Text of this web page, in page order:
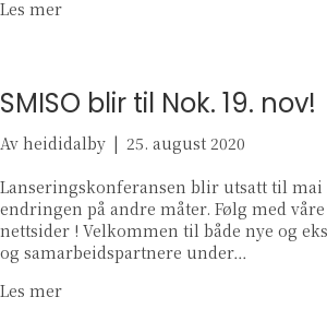
Les merabout GODT NYTTÅR!!
SMISO blir til Nok. 19. nov!
Av heididalby | 25. august 2020
Lanseringskonferansen blir utsatt til mai
endringen på andre måter. Følg med våre
nettsider ! Velkommen til både nye og
og samarbeidspartnere under…
Les merabout SMISO blir til Nok. 19. nov!